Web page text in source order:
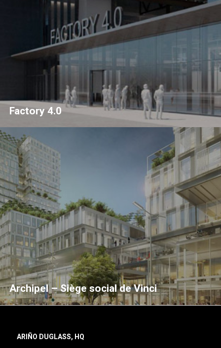
Factory 4.0
Archipel – Siège social de Vinci
ARIÑO DUGLASS, HQ